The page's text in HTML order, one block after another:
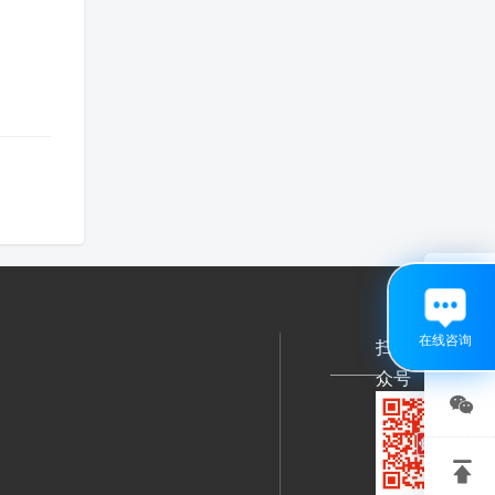
扫码关注公
众号

在线咨询

关注
微信
